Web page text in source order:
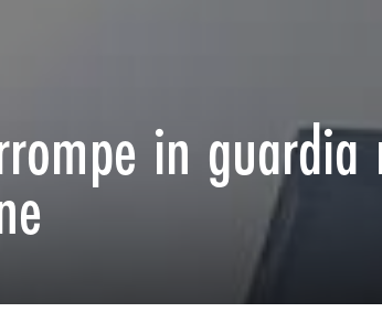
in guardia